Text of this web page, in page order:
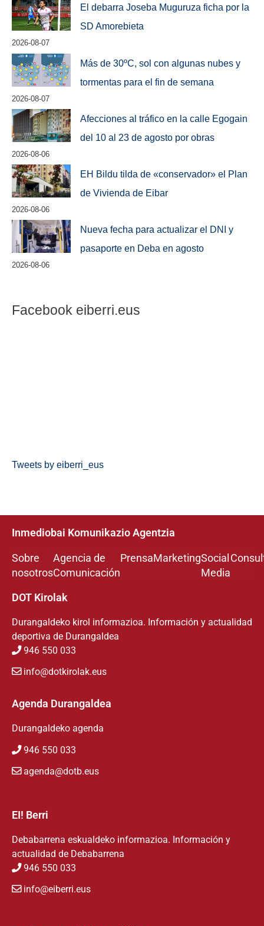
El debarra Joseba Muguruza ficha por la
SD Amorebieta
2026-08-07
Más de 30ºC, sol con algunas nubes y
tormentas para el fin de semana
2026-08-07
Afecciones al tráfico en la calle Egogain
del 10 al 23 de agosto por obras
2026-08-06
EH Bildu tilda de «conservador» el Plan
de Vivienda de Eibar
2026-08-06
Nueva fecha para actualizar el DNI y
pasaporte en Deba en agosto
2026-08-06
Facebook eiberri.eus
Tweets by eiberri_eus
Inmediobai Komunikazio Agentzia
Sobre
nosotros
Agencia de
Comunicación
PrensaMarketingSocial
Media
DOT Kirolak
Durangaldeko kirol informazioa. Información y actualidad
deportiva de Durangaldea
946 550 033
info@dotkirolak.eus
Agenda Durangaldea
Durangaldeko agenda
946 550 033
agenda@dotb.eus
EI! Berri
Debabarrena eskualdeko informazioa. Información y
actualidad de Debabarrena
946 550 033
info@eiberri.eus